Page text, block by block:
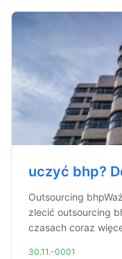
uczyć bhp?
Outsourcing
zlecić outsourcing
czasach coraz
30.11.-0001